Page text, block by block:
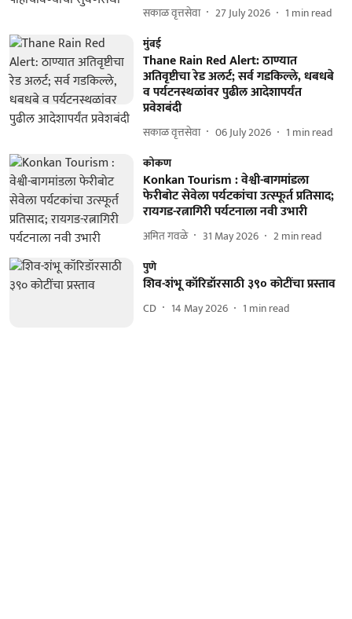
सकाळ वृत्तसेवा 27 July 2026 1 min read
मुंबई
Thane Rain Red Alert: ठाण्यात
अतिवृष्टीचा रेड अलर्ट; सर्व गडकिल्ले, धबधबे
व पर्यटनस्थळांवर पुढील आदेशापर्यंत
प्रवेशबंदी
सकाळ वृत्तसेवा 06 July 2026 1 min read
कोकण
Konkan Tourism : वेश्वी-बागमांडला
फेरीबोट सेवेला पर्यटकांचा उत्स्फूर्त प्रतिसाद;
रायगड-रत्नागिरी पर्यटनाला नवी उभारी
अमित गवळे 31 May 2026 2min read
पुणे
शिव-शंभू कॉरिडॉरसाठी ३९० कोटींचा प्रस्ताव
CD 14 May 2026 1 min read